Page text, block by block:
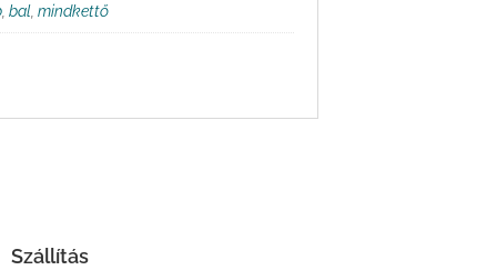
,bal ,mindkettő
Szállítás